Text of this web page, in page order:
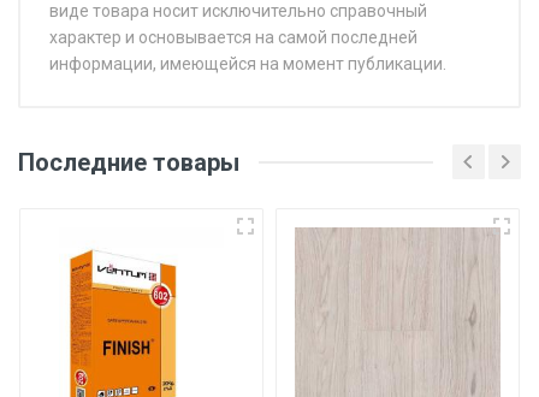
виде товара носит исключительно справочный
характер и основывается на самой последней
информации, имеющейся на момент публикации.
Последние товары